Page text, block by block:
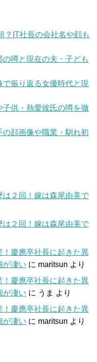
？IT社長の会社名や顔も
噂と現在の夫・子ども
振り返る女優時代と現
供・熱愛彼氏の噂を徹
顔画像や職業・馴れ初
２回！嫁は森尾由美で
２回！嫁は森尾由美で
慶應卒社長に起きた異
が凄い に maritsun より
慶應卒社長に起きた異
が凄い に うま より
慶應卒社長に起きた異
が凄い に maritsun より